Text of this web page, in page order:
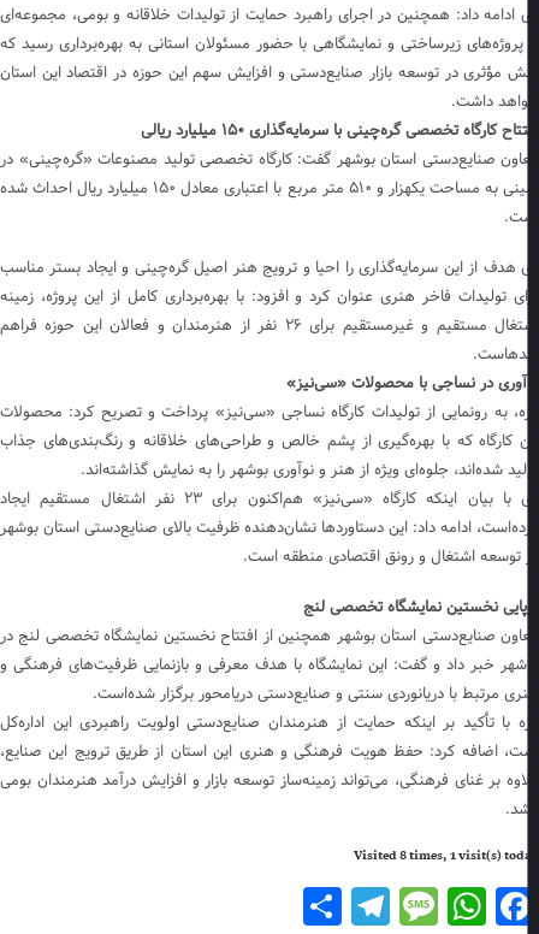
ادامه داد: همچنین در اجرای راهبرد حمایت از تولیدات خلاقانه و بومی، مجموعه‌ای
پروژه‌های زیرساختی و نمایشگاهی با حضور مسئولان استانی به بهره‌برداری رسید که
مؤثری در توسعه بازار صنایع‌دستی و افزایش سهم این حوزه در اقتصاد این استان
داشت.
کارگاه تخصصی گره‌چینی با سرمایه‌گذاری ۱۵۰ میلیارد ریالی
صنایع‌دستی استان بوشهر گفت: کارگاه تخصصی تولید مصنوعات «گره‌چینی» در
زمینی به مساحت یکهزار و ۵۱۰ متر مربع با اعتباری معادل ۱۵۰ میلیارد ریال احداث شده
هدف از این سرمایه‌گذاری را احیا و ترویج هنر اصیل گره‌چینی و ایجاد بستر مناسب
تولیدات فاخر هنری عنوان کرد و افزود: با بهره‌برداری کامل از این پروژه، زمینه
اشتغال مستقیم و غیرمستقیم برای ۲۶ نفر از هنرمندان و فعالان این حوزه فراهم
در نساجی با محصولات «سی‌نیز»
به رونمایی از تولیدات کارگاه نساجی «سی‌نیز» پرداخت و تصریح کرد: محصولات
کارگاه که با بهره‌گیری از پشم خالص و طراحی‌های خلاقانه و رنگ‌بندی‌های جذاب
شده‌اند، جلوه‌ای ویژه از هنر و نوآوری بوشهر را به نمایش گذاشته‌اند.
وی با بیان اینکه کارگاه «سی‌نیز» هم‌اکنون برای ۲۳ نفر اشتغال مستقیم ایجاد
ادامه داد: این دستاوردها نشان‌دهنده ظرفیت بالای صنایع‌دستی استان بوشهر
توسعه اشتغال و رونق اقتصادی منطقه است.
نخستین نمایشگاه تخصصی لنج
صنایع‌دستی استان بوشهر همچنین از افتتاح نخستین نمایشگاه تخصصی لنج در
خبر داد و گفت: این نمایشگاه با هدف معرفی و بازنمایی ظرفیت‌های فرهنگی و
مرتبط با دریانوردی سنتی و صنایع‌دستی دریامحور برگزار شده‌است.
با تأکید بر اینکه حمایت از هنرمندان صنایع‌دستی اولویت راهبردی این اداره‌کل
اضافه کرد: حفظ هویت فرهنگی و هنری این استان از طریق ترویج این صنایع،
بر غنای فرهنگی، می‌تواند زمینه‌ساز توسعه بازار و افزایش درآمد هنرمندان بومی
Visited 8 times, 1 visit(s)
Facebook
WhatsApp
Message
Telegram
Share